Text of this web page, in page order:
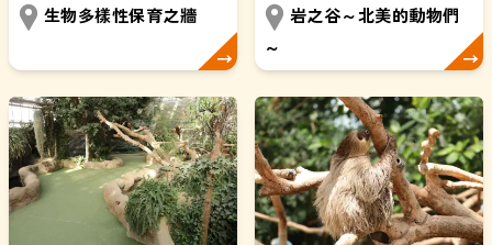
生物多樣性保育之牆
岩之谷～北美的動物們
～